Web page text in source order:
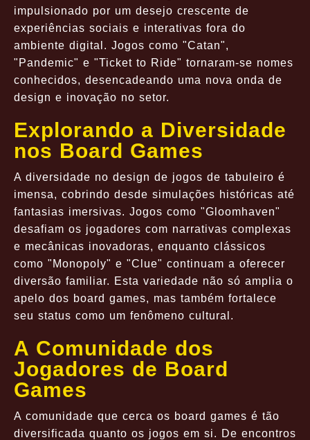
impulsionado por um desejo crescente de
experiências sociais e interativas fora do
ambiente digital. Jogos como "Catan",
"Pandemic" e "Ticket to Ride" tornaram-se nomes
conhecidos, desencadeando uma nova onda de
design e inovação no setor.
Explorando a Diversidade
nos Board Games
A diversidade no design de jogos de tabuleiro é
imensa, cobrindo desde simulações históricas até
fantasias imersivas. Jogos como "Gloomhaven"
desafiam os jogadores com narrativas complexas
e mecânicas inovadoras, enquanto clássicos
como "Monopoly" e "Clue" continuam a oferecer
diversão familiar. Esta variedade não só amplia o
apelo dos board games, mas também fortalece
seu status como um fenômeno cultural.
A Comunidade dos
Jogadores de Board
Games
A comunidade que cerca os board games é tão
diversificada quanto os jogos em si. De encontros